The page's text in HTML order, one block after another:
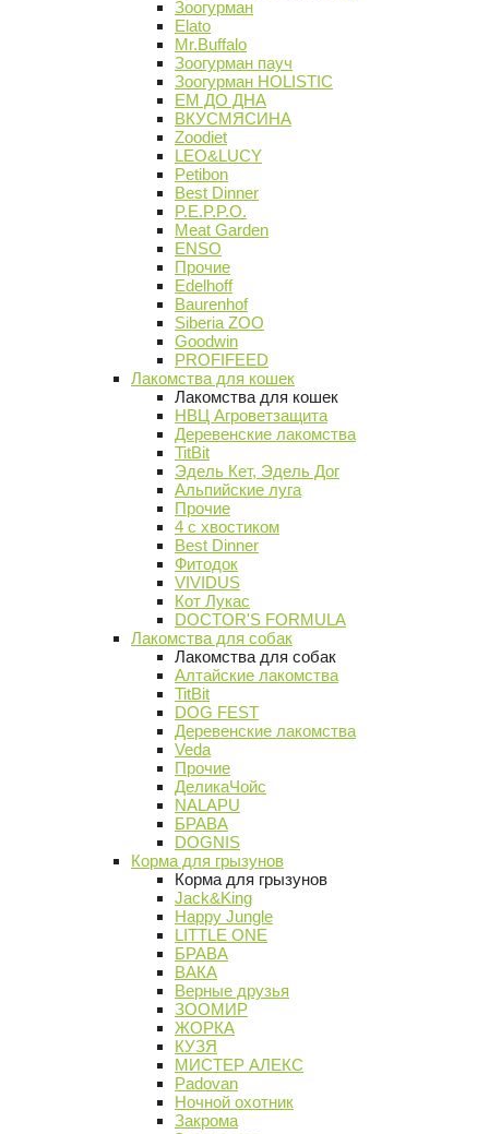
Зоогурман
Elato
Mr.Buffalo
Зоогурман пауч
Зоогурман HOLISTIC
ЕМ ДО ДНА
ВКУСМЯСИНА
Zoodiet
LEO&LUCY
Petibon
Best Dinner
P.E.P.P.O.
Meat Garden
ENSO
Прочие
Edelhoff
Baurenhof
Siberia ZOO
Goodwin
PROFIFEED
Лакомства для кошек
Лакомства для кошек
НВЦ Агроветзащита
Деревенские лакомства
TitBit
Эдель Кет, Эдель Дог
Альпийские луга
Прочие
4 с хвостиком
Best Dinner
Фитодок
VIVIDUS
Кот Лукас
DOCTOR'S FORMULA
Лакомства для собак
Лакомства для собак
Алтайские лакомства
TitBit
DOG FEST
Деревенские лакомства
Veda
Прочие
ДеликаЧойс
NALAPU
БРАВА
DOGNIS
Корма для грызунов
Корма для грызунов
Jack&King
Happy Jungle
LITTLE ONE
БРАВА
ВАКА
Верные друзья
ЗООМИР
ЖОРКА
КУЗЯ
МИСТЕР АЛЕКС
Padovan
Ночной охотник
Закрома